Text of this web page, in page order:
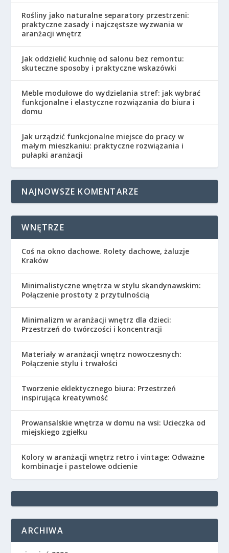
Rośliny jako naturalne separatory przestrzeni:
praktyczne zasady i najczęstsze wyzwania w
aranżacji wnętrz
Jak oddzielić kuchnię od salonu bez remontu:
skuteczne sposoby i praktyczne wskazówki
Meble modułowe do wydzielania stref: jak wybrać
funkcjonalne i elastyczne rozwiązania do biura i
domu
Jak urządzić funkcjonalne miejsce do pracy w
małym mieszkaniu: praktyczne rozwiązania i
pułapki aranżacji
NAJNOWSZE KOMENTARZE
WNĘTRZE
Coś na okno dachowe. Rolety dachowe, żaluzje
Kraków
Minimalistyczne wnętrza w stylu skandynawskim:
Połączenie prostoty z przytulnością
Minimalizm w aranżacji wnętrz dla dzieci:
Przestrzeń do twórczości i koncentracji
Materiały w aranżacji wnętrz nowoczesnych:
Połączenie stylu i trwałości
Tworzenie eklektycznego biura: Przestrzeń
inspirująca kreatywność
Prowansalskie wnętrza w domu na wsi: Ucieczka od
miejskiego zgiełku
Kolory w aranżacji wnętrz retro i vintage: Odważne
kombinacje i pastelowe odcienie
ARCHIWA